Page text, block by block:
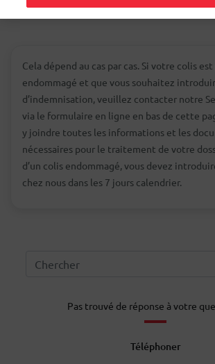
Cela dépend au cas par cas. Si votre colis
endommagé et que vous souhaitez
d’indemnisation, veuillez contacter notre
via le formulaire en ligne en bas de cette
y joindre toutes les informations et les
nécessaires pour le traitement de votre
d’un colis endommagé, vous devez
chez nous dans les 7 jours calendrier.
Pas trouvé de réponse à votre
Téléphoner